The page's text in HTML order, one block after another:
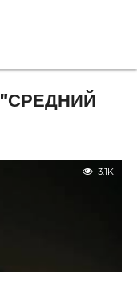
"СРЕДНИЙ
3.1K